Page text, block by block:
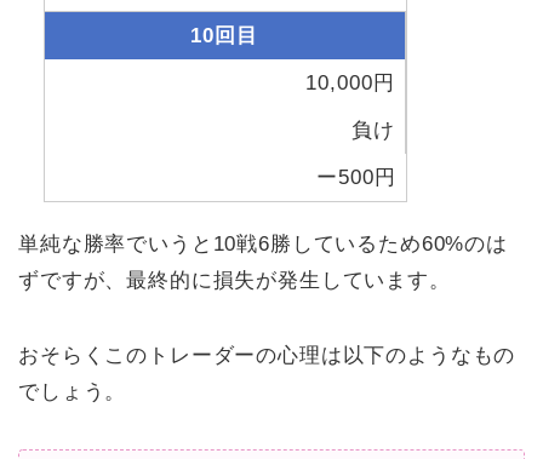
10回目
10,000円
負け
ー500円
単純な勝率でいうと10戦6勝しているため60%のは
ずですが、最終的に損失が発生しています。
おそらくこのトレーダーの心理は以下のようなもの
でしょう。